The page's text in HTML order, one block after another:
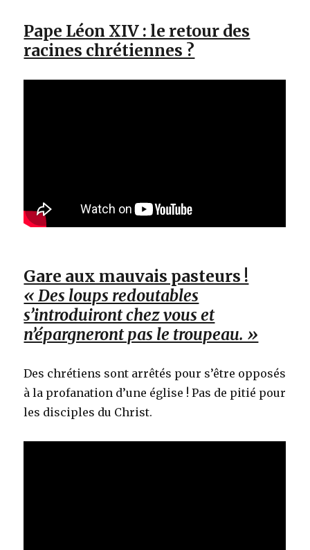
Pape Léon XIV : le retour des
racines chrétiennes ?
Gare aux mauvais pasteurs !
« Des loups redoutables
s’introduiront chez vous et
n’épargneront pas le troupeau. »
Des chrétiens sont arrêtés pour s’être opposés
à la profanation d’une église ! Pas de pitié pour
les disciples du Christ.